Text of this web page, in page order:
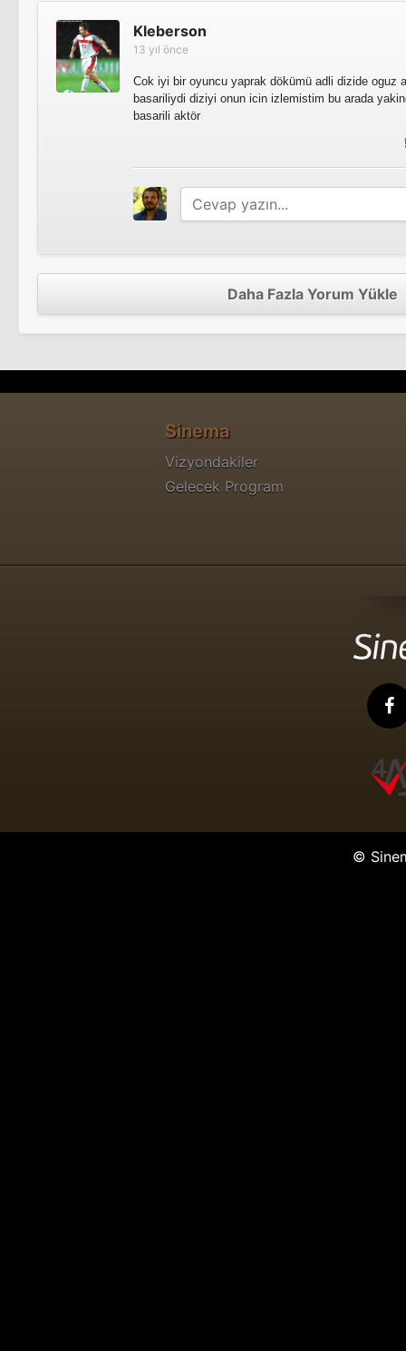
Kleberson
13 yıl önce
Cok iyi bir oyuncu yaprak dökümü adli dizide oguz
basariliydi diziyi onun icin izlemistim bu arada
basarili aktör
Daha Fazla Yorum Yükle
Sinema
Vizyondakiler
Gelecek Program
©